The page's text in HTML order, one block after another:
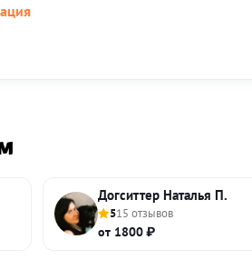
Догситтер Наталья П.
515 отзывов
от 1800 ₽